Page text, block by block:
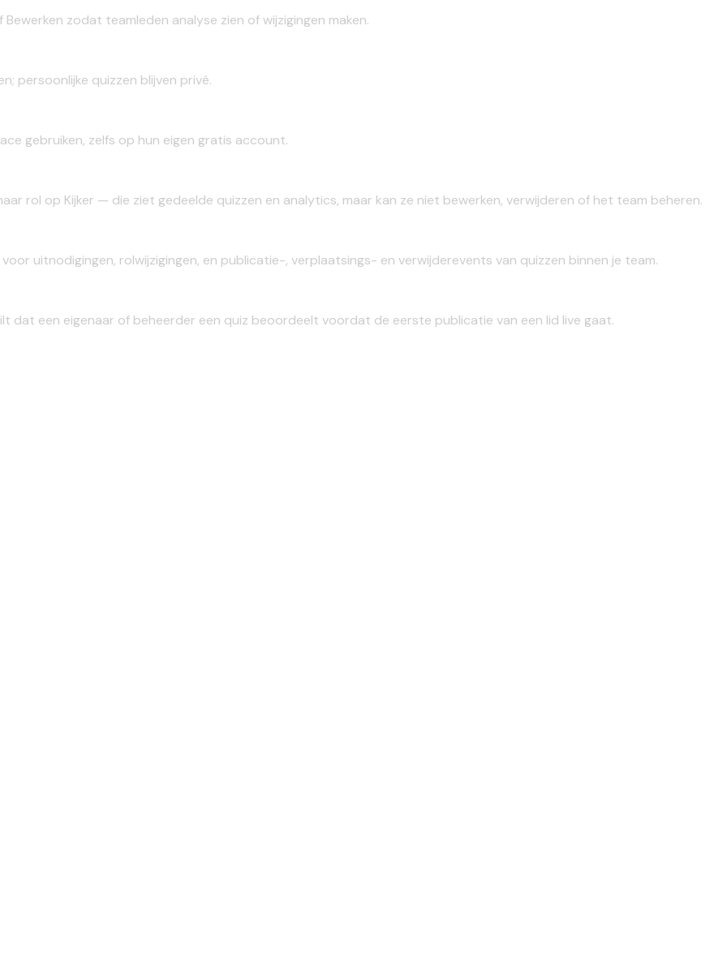
zodat teamleden analyse zien of wijzigingen maken.
persoonlijke quizzen blijven privé.
gebruiken, zelfs op hun eigen gratis account.
rol op Kijker — die ziet gedeelde quizzen en analytics, maar kan ze niet bewerken, verwijderen of het team beheren.
uitnodigingen, rolwijzigingen, en publicatie-, verplaatsings- en verwijderevents van quizzen binnen je team.
dat een eigenaar of beheerder een quiz beoordeelt voordat de eerste publicatie van een lid live gaat.